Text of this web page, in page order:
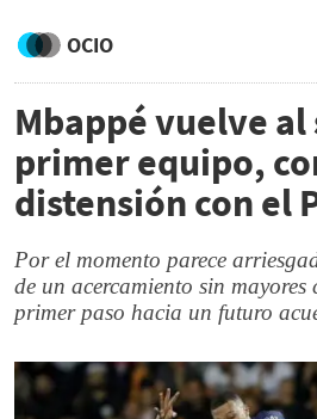
OCIO
Mbappé vuelve al
primer equipo,
distensión con el
Por el momento parece
de un acercamiento sin mayores
primer paso hacia un futuro